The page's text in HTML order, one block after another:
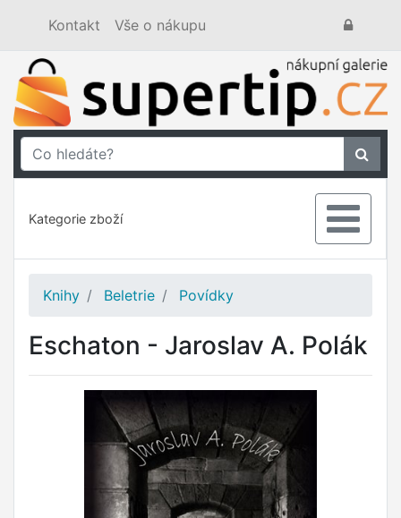
Kontakt Vše o nákupu
Kategorie zboží
Knihy Beletrie Povídky
Eschaton - Jaroslav A. Polák